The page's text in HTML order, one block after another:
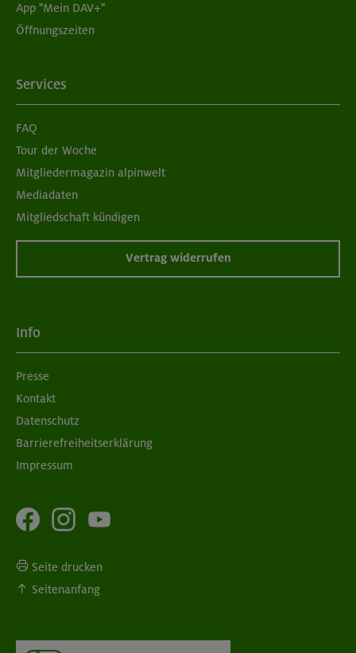
App "Mein DAV+"
Öffnungszeiten
Services
FAQ
Tour der Woche
Mitgliedermagazin alpinwelt
Mediadaten
Mitgliedschaft kündigen
Vertrag widerrufen
Info
Presse
Kontakt
Datenschutz
Barrierefreiheitserklärung
Impressum
Seite drucken
Seitenanfang